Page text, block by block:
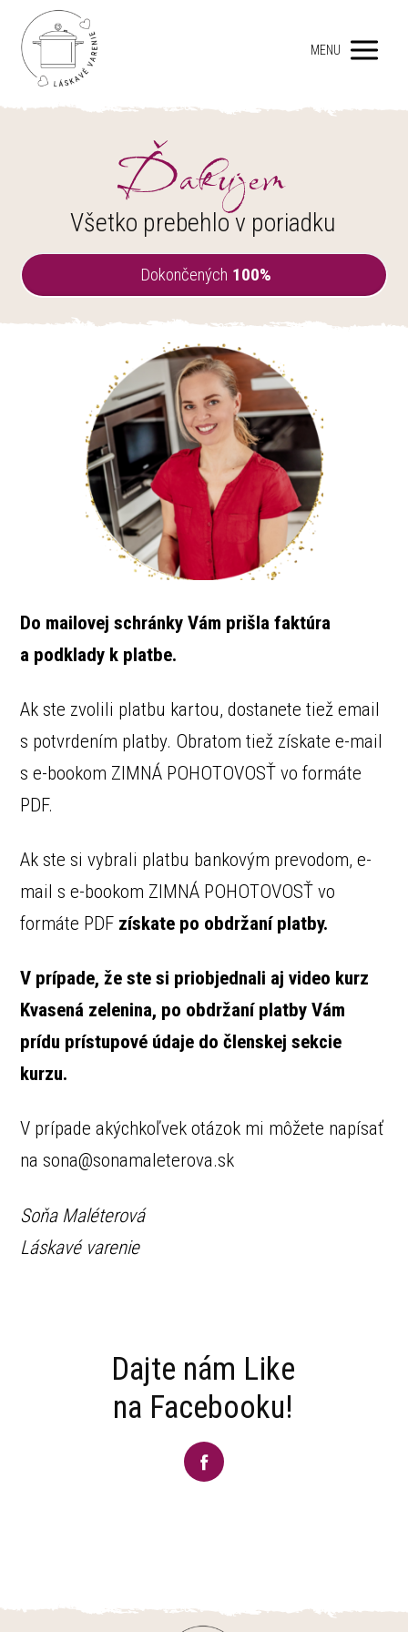
MENU
Ďakujem
Všetko prebehlo v poriadku
Dokončených 100%
Do mailovej schránky Vám prišla faktúra
a podklady k platbe.
Ak ste zvolili platbu kartou, dostanete tiež email
s potvrdením platby. Obratom tiež získate e-mail
s e-bookom ZIMNÁ POHOTOVOSŤ vo formáte
PDF.
Ak ste si vybrali platbu bankovým prevodom, e-
mail s e-bookom ZIMNÁ POHOTOVOSŤ vo
formáte PDF získate po obdržaní platby.
V prípade, že ste si priobjednali aj video kurz
Kvasená zelenina, po obdržaní platby Vám
prídu prístupové údaje do členskej sekcie
kurzu.
V prípade akýchkoľvek otázok mi môžete napísať
na sona@sonamaleterova.sk
Soňa Maléterová
Láskavé varenie
Dajte nám Like
na Facebooku!